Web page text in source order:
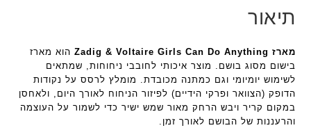
תיאור
מארז Zadig & Voltaire Girls Can Do Anything
הוא מארז
בישום מסוג בושם. מוצר איכותי לחובבי ניחוחות, שמתאים
לשימוש יומיומי וגם כמתנה מכובדת. מומלץ לרסס על נקודות
הדופק (הצוואר ופרקי הידיים) לפיזור הניחוח לאורך היום, ולאחסן
במקום קריר ויבש הרחק מאור שמש ישיר כדי לשמור על העוצמה
והרעננות של הבושם לאורך זמן.